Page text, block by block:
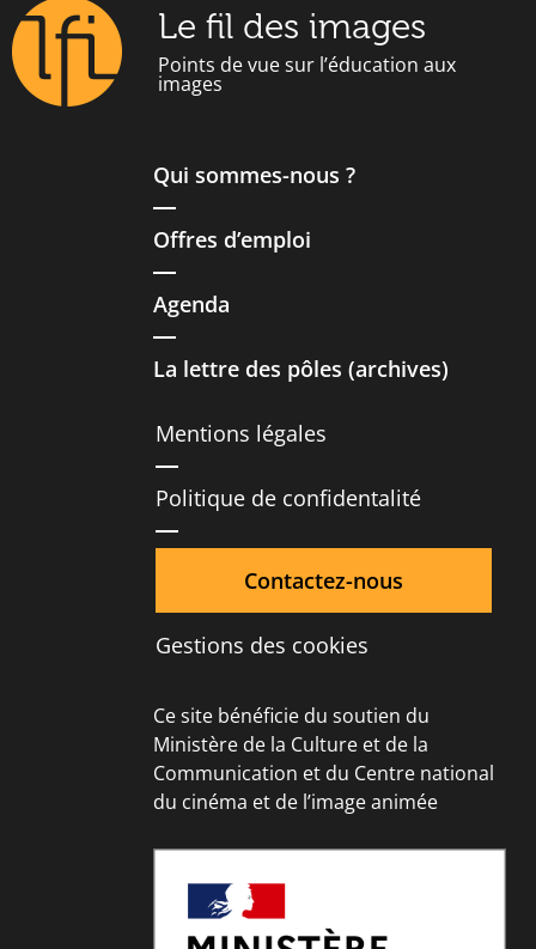
Le fil des images
Points de vue sur l’éducation aux
images
Qui sommes-nous ?
Offres d’emploi
Agenda
La lettre des pôles (archives)
Mentions légales
Politique de confidentalité
Contactez-nous
Gestions des cookies
Ce site bénéficie du soutien du
Ministère de la Culture et de la
Communication et du Centre national
du cinéma et de l’image animée